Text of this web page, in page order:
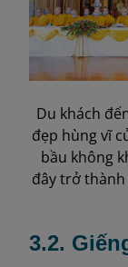
Du khách
đẹp hùng vĩ
bầu không
đây trở
3.2.